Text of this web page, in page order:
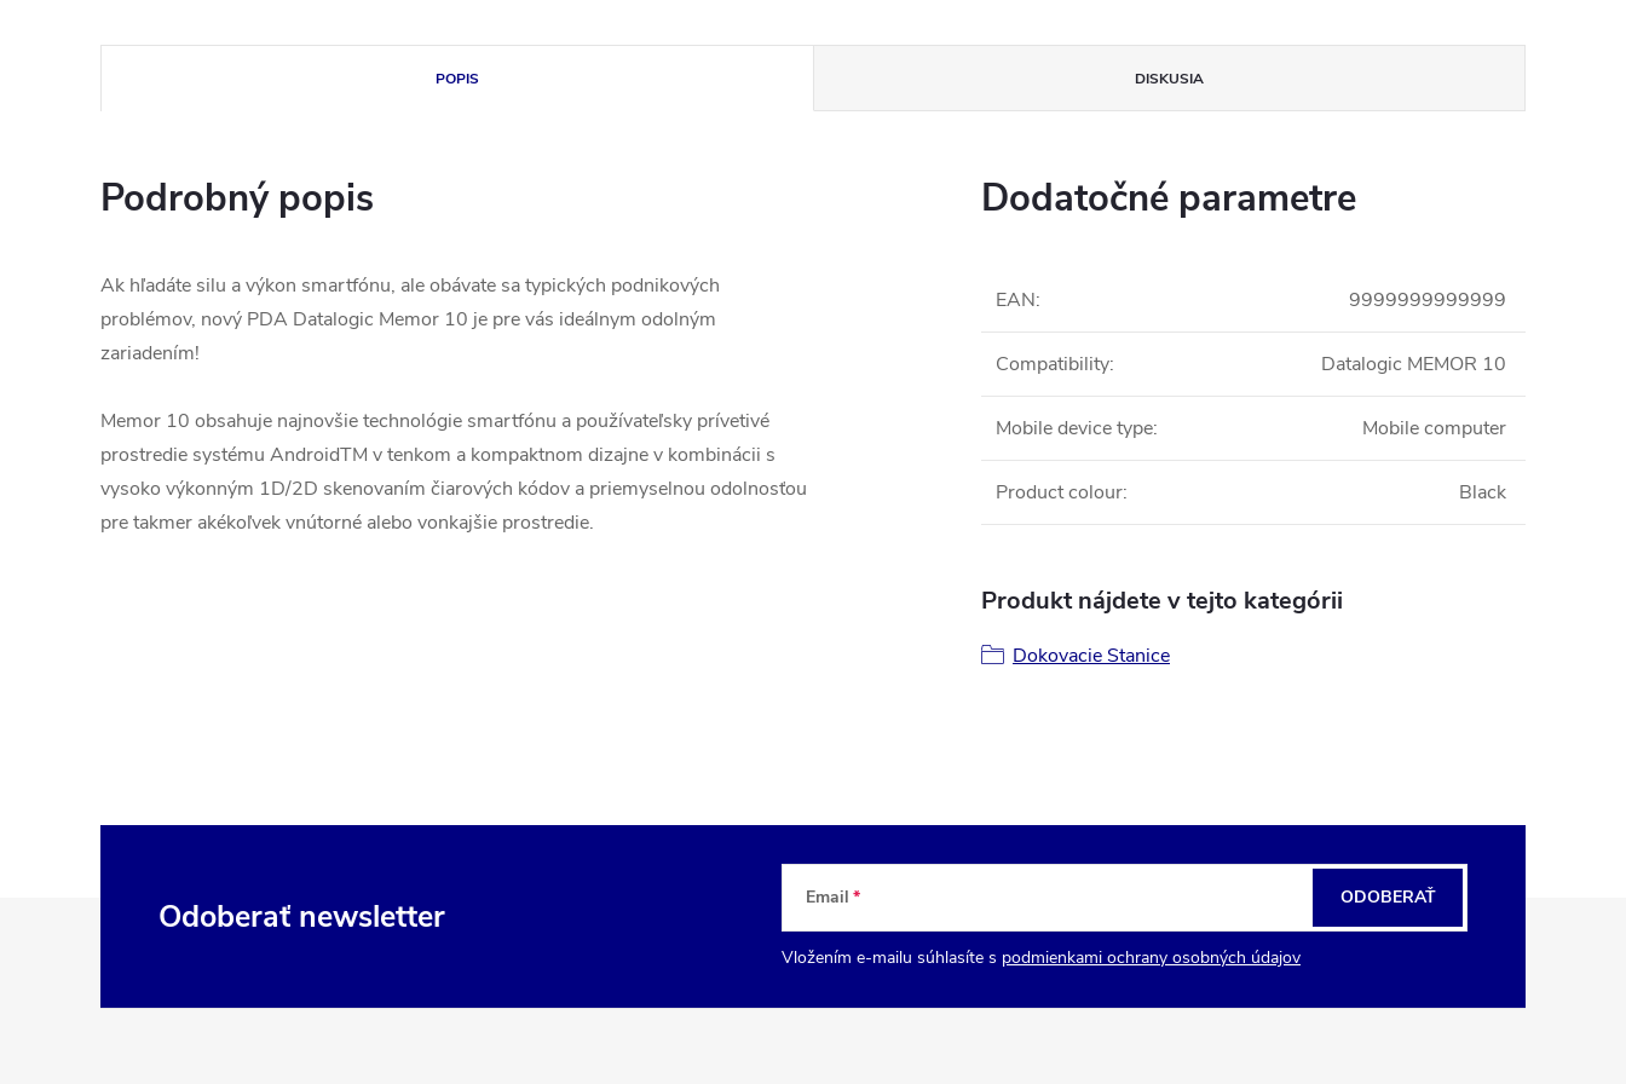
POPIS DISKUSIA
Podrobný popis
Ak hľadáte silu a výkon smartfónu, ale obávate sa typických podnikových
problémov, nový PDA Datalogic Memor 10 je pre vás ideálnym odolným
zariadením!
Memor 10 obsahuje najnovšie technológie smartfónu a používateľsky prívetivé
prostredie systému AndroidTM v tenkom a kompaktnom dizajne v kombinácii s
vysoko výkonným 1D/2D skenovaním čiarových kódov a priemyselnou odolnosťou
pre takmer akékoľvek vnútorné alebo vonkajšie prostredie.
Dodatočné parametre
EAN: 9999999999999
Compatibility: Datalogic MEMOR 10
Mobile device type: Mobile computer
Product colour: Black
Produkt nájdete v tejto kategórii
Dokovacie Stanice
Odoberať newsletter Email
Vložením e-mailu súhlasíte s podmienkami ochrany osobných údajov
ODOBERAŤ